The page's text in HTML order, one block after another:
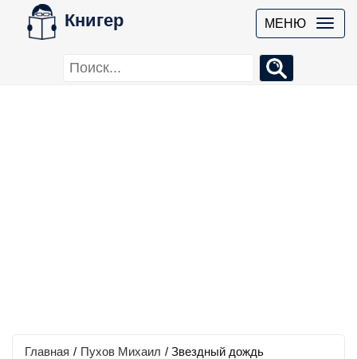
Книгер МЕНЮ
Главная / Пухов Михаил / Звездный дождь